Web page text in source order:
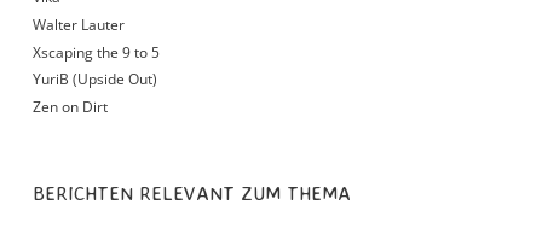
Walter Lauter
Xscaping the 9 to 5
YuriB (Upside Out)
Zen on Dirt
BERICHTEN RELEVANT ZUM THEMA